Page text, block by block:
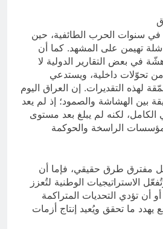
في سنوات الحرب الطائفية، حين
تهيمن على المشهد. كما أن
في بعض التقارير الدولية لا
تحوّلات داخلية، ويستدعي
لهذه التقديرات. إن العراق اليوم
بين الهشاشة والصمود؛ إذ لم يعد
لكنه لم يبلغ بعد مستوى
الراسخة والحوكمة
مفترق طرق حقيقي، فإما أن
الاستراتيجيات الوطنية لتُعزز
أو أن تؤدي التحديات المتراكمة
يهدد ما تحقق ويُعيد إنتاج أزمات